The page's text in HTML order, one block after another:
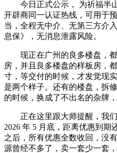
今日正式公示， 为祈福半山
开辟商同一认证热线，可用于
当，全程无中介、无第三方介
息保》，无消息泄露风险。
现正在广州的良多楼盘，都
房，并且良多楼盘的样板房，
寸，等交付的时候，才发觉现
是两个样子。还有的楼盘，拆
的时候，换成了不出名的杂牌
正在这里跟大师提醒，我们
2026 年 5 月底，距离优惠到期
之后，所有优惠全数收回，没
源曾经不多了，卖一套少一套